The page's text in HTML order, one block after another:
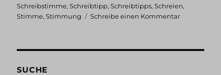
Schreibstimme,Schreibtipp,Schreibtipps,Schreien,
Stimme,Stimmung Schreibe einen Kommentarzu
SUCHE